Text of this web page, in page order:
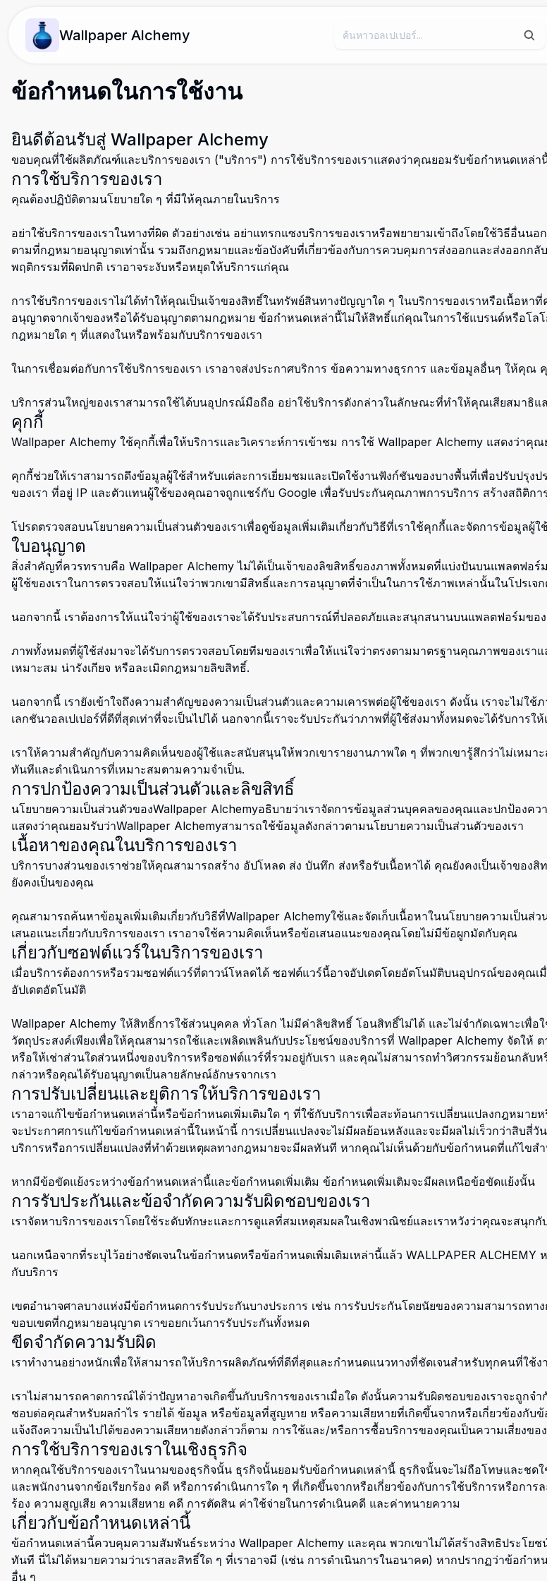
Wallpaper Alchemy
ข้อกำหนดในการใช้งาน
ยินดีต้อนรับสู่ Wallpaper Alchemy
ขอบคุณที่ใช้ผลิตภัณฑ์และบริการของเรา ("บริการ") การใช้บริการของเราแสดงว่าคุณยอมรับข้อกำหนดเหล่
การใช้บริการของเรา
คุณต้องปฏิบัติตามนโยบายใด ๆ ที่มีให้คุณภายในบริการ
อย่าใช้บริการของเราในทางที่ผิด ตัวอย่างเช่น อย่าแทรกแซงบริการของเราหรือพยายามเข้าถึงโดยใช้วิธีอื่น
ตามที่กฎหมายอนุญาตเท่านั้น รวมถึงกฎหมายและข้อบังคับที่เกี่ยวข้องกับการควบคุมการส่งออกและส่งออกก
พฤติกรรมที่ผิดปกติ เราอาจระงับหรือหยุดให้บริการแก่คุณ
การใช้บริการของเราไม่ได้ทำให้คุณเป็นเจ้าของสิทธิ์ในทรัพย์สินทางปัญญาใด ๆ ในบริการของเราหรือเนื้อห
อนุญาตจากเจ้าของหรือได้รับอนุญาตตามกฎหมาย ข้อกำหนดเหล่านี้ไม่ให้สิทธิ์แก่คุณในการใช้แบรนด์หรือโลโ
กฎหมายใด ๆ ที่แสดงในหรือพร้อมกับบริการของเรา
ในการเชื่อมต่อกับการใช้บริการของเรา เราอาจส่งประกาศบริการ ข้อความทางธุรการ และข้อมูลอื่นๆ ให้คุณ
บริการส่วนใหญ่ของเราสามารถใช้ได้บนอุปกรณ์มือถือ อย่าใช้บริการดังกล่าวในลักษณะที่ทำให้คุณเสียสมาธิ
คุกกี้
Wallpaper Alchemy ใช้คุกกี้เพื่อให้บริการและวิเคราะห์การเข้าชม การใช้ Wallpaper Alchemy แสดงว่าคุ
คุกกี้ช่วยให้เราสามารถดึงข้อมูลผู้ใช้สำหรับแต่ละการเยี่ยมชมและเปิดใช้งานฟังก์ชันของบางพื้นที่เพื่อปรับป
ของเรา ที่อยู่ IP และตัวแทนผู้ใช้ของคุณอาจถูกแชร์กับ Google เพื่อรับประกันคุณภาพการบริการ สร้างสถิติกา
โปรดตรวจสอบนโยบายความเป็นส่วนตัวของเราเพื่อดูข้อมูลเพิ่มเติมเกี่ยวกับวิธีที่เราใช้คุกกี้และจัดการข้อมูลผู้ใช้
ใบอนุญาต
สิ่งสำคัญที่ควรทราบคือ Wallpaper Alchemy ไม่ได้เป็นเจ้าของลิขสิทธิ์ของภาพทั้งหมดที่แบ่งปันบนแพลตฟอ
ผู้ใช้ของเราในการตรวจสอบให้แน่ใจว่าพวกเขามีสิทธิ์และการอนุญาตที่จำเป็นในการใช้ภาพเหล่านั้นในโปรเจ
นอกจากนี้ เราต้องการให้แน่ใจว่าผู้ใช้ของเราจะได้รับประสบการณ์ที่ปลอดภัยและสนุกสนานบนแพลตฟอร์มขอ
ภาพทั้งหมดที่ผู้ใช้ส่งมาจะได้รับการตรวจสอบโดยทีมของเราเพื่อให้แน่ใจว่าตรงตามมาตรฐานคุณภาพของเร
เหมาะสม น่ารังเกียจ หรือละเมิดกฎหมายลิขสิทธิ์.
นอกจากนี้ เรายังเข้าใจถึงความสำคัญของความเป็นส่วนตัวและความเคารพต่อผู้ใช้ของเรา ดังนั้น เราจะไม่ใ
เลกชันวอลเปเปอร์ที่ดีที่สุดเท่าที่จะเป็นไปได้ นอกจากนี้เราจะรับประกันว่าภาพที่ผู้ใช้ส่งมาทั้งหมดจะได้รับการให้
เราให้ความสำคัญกับความคิดเห็นของผู้ใช้และสนับสนุนให้พวกเขารายงานภาพใด ๆ ที่พวกเขารู้สึกว่าไม่เหม
ทันทีและดำเนินการที่เหมาะสมตามความจำเป็น.
การปกป้องความเป็นส่วนตัวและลิขสิทธิ์
นโยบายความเป็นส่วนตัวของWallpaper Alchemyอธิบายว่าเราจัดการข้อมูลส่วนบุคคลของคุณและปกป้องคว
แสดงว่าคุณยอมรับว่าWallpaper Alchemyสามารถใช้ข้อมูลดังกล่าวตามนโยบายความเป็นส่วนตัวของเรา
เนื้อหาของคุณในบริการของเรา
บริการบางส่วนของเราช่วยให้คุณสามารถสร้าง อัปโหลด ส่ง บันทึก ส่งหรือรับเนื้อหาได้ คุณยังคงเป็นเจ้าข
ยังคงเป็นของคุณ
คุณสามารถค้นหาข้อมูลเพิ่มเติมเกี่ยวกับวิธีที่Wallpaper Alchemyใช้และจัดเก็บเนื้อหาในนโยบายความเป็น
เสนอแนะเกี่ยวกับบริการของเรา เราอาจใช้ความคิดเห็นหรือข้อเสนอแนะของคุณโดยไม่มีข้อผูกมัดกับคุณ
เกี่ยวกับซอฟต์แวร์ในบริการของเรา
เมื่อบริการต้องการหรือรวมซอฟต์แวร์ที่ดาวน์โหลดได้ ซอฟต์แวร์นี้อาจอัปเดตโดยอัตโนมัติบนอุปกรณ์ของคุณ
อัปเดตอัตโนมัติ
Wallpaper Alchemy ให้สิทธิ์การใช้ส่วนบุคคล ทั่วโลก ไม่มีค่าลิขสิทธิ์ โอนสิทธิ์ไม่ได้ และไม่จำกัดเฉพาะเพื่
วัตถุประสงค์เพียงเพื่อให้คุณสามารถใช้และเพลิดเพลินกับประโยชน์ของบริการที่ Wallpaper Alchemy จัด
หรือให้เช่าส่วนใดส่วนหนึ่งของบริการหรือซอฟต์แวร์ที่รวมอยู่กับเรา และคุณไม่สามารถทำวิศวกรรมย้อนกลั
กล่าวหรือคุณได้รับอนุญาตเป็นลายลักษณ์อักษรจากเรา
การปรับเปลี่ยนและยุติการให้บริการของเรา
เราอาจแก้ไขข้อกำหนดเหล่านี้หรือข้อกำหนดเพิ่มเติมใด ๆ ที่ใช้กับบริการเพื่อสะท้อนการเปลี่ยนแปลงกฎหมาย
จะประกาศการแก้ไขข้อกำหนดเหล่านี้ในหน้านี้ การเปลี่ยนแปลงจะไม่มีผลย้อนหลังและจะมีผลไม่เร็วกว่าสิบสี่
บริการหรือการเปลี่ยนแปลงที่ทำด้วยเหตุผลทางกฎหมายจะมีผลทันที หากคุณไม่เห็นด้วยกับข้อกำหนดที่แก้ไขส
หากมีข้อขัดแย้งระหว่างข้อกำหนดเหล่านี้และข้อกำหนดเพิ่มเติม ข้อกำหนดเพิ่มเติมจะมีผลเหนือข้อขัดแย้งนั้น
การรับประกันและข้อจำกัดความรับผิดชอบของเรา
เราจัดหาบริการของเราโดยใช้ระดับทักษะและการดูแลที่สมเหตุสมผลในเชิงพาณิชย์และเราหวังว่าคุณจะสนุก
นอกเหนือจากที่ระบุไว้อย่างชัดเจนในข้อกำหนดหรือข้อกำหนดเพิ่มเติมเหล่านี้แล้ว WALLPAPER
กับบริการ
เขตอำนาจศาลบางแห่งมีข้อกำหนดการรับประกันบางประการ เช่น การรับประกันโดยนัยของความสามารถท
ขอบเขตที่กฎหมายอนุญาต เราขอยกเว้นการรับประกันทั้งหมด
ขีดจำกัดความรับผิด
เราทำงานอย่างหนักเพื่อให้สามารถให้บริการผลิตภัณฑ์ที่ดีที่สุดและกำหนดแนวทางที่ชัดเจนสำหรับทุกคนที่ใช้
เราไม่สามารถคาดการณ์ได้ว่าปัญหาอาจเกิดขึ้นกับบริการของเราเมื่อใด ดังนั้นความรับผิดชอบของเราจะถูก
ชอบต่อคุณสำหรับผลกำไร รายได้ ข้อมูล หรือข้อมูลที่สูญหาย หรือความเสียหายที่เกิดขึ้นจากหรือเกี่ยวข้องกับ
แจ้งถึงความเป็นไปได้ของความเสียหายดังกล่าวก็ตาม การใช้และ/หรือการซื้อบริการของคุณเป็นความเสี่ยงข
การใช้บริการของเราในเชิงธุรกิจ
หากคุณใช้บริการของเราในนามของธุรกิจนั้น ธุรกิจนั้นยอมรับข้อกำหนดเหล่านี้ ธุรกิจนั้นจะไม่ถือโทษและชด
และพนักงานจากข้อเรียกร้อง คดี หรือการดำเนินการใด ๆ ที่เกิดขึ้นจากหรือเกี่ยวข้องกับการใช้บริการหรือกา
ร้อง ความสูญเสีย ความเสียหาย คดี การตัดสิน ค่าใช้จ่ายในการดำเนินคดี และค่าทนายความ
เกี่ยวกับข้อกำหนดเหล่านี้
ข้อกำหนดเหล่านี้ควบคุมความสัมพันธ์ระหว่าง Wallpaper Alchemy และคุณ พวกเขาไม่ได้สร้างสิทธิประโ
ทันที นี่ไม่ได้หมายความว่าเราสละสิทธิ์ใด ๆ ที่เราอาจมี (เช่น การดำเนินการในอนาคต) หากปรากฏว่าข้อก
อื่น ๆ